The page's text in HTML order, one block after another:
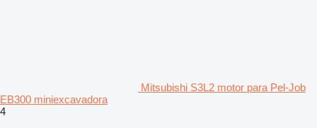
Mitsubishi S3L2 motor para Pel-Job
EB300 miniexcavadora
4